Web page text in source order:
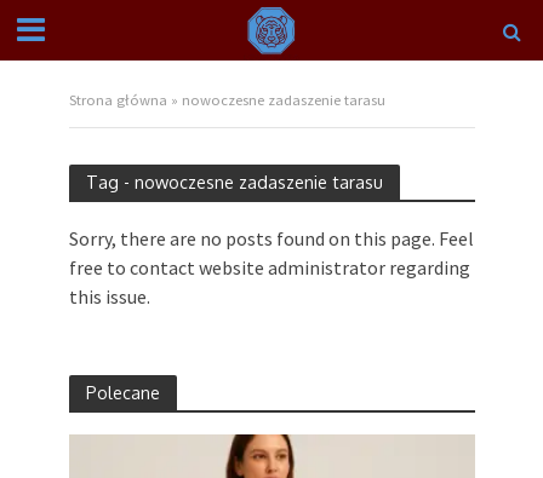
Strona główna » nowoczesne zadaszenie tarasu
Tag - nowoczesne zadaszenie tarasu
Sorry, there are no posts found on this page. Feel
free to contact website administrator regarding
this issue.
Polecane